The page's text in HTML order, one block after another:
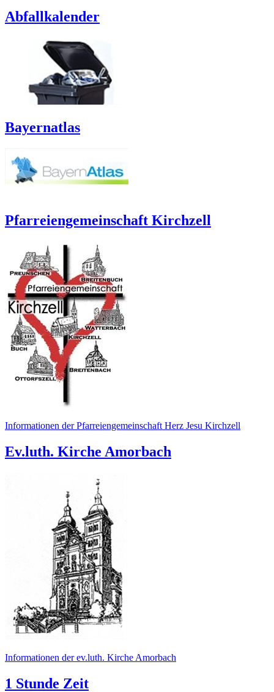
Abfallkalender
Bayernatlas
Pfarreiengemeinschaft Kirchzell
Informationen der Pfarreiengemeinschaft Herz Jesu Kirchzell
Ev.luth. Kirche Amorbach
Informationen der ev.luth. Kirche Amorbach
1 Stunde Zeit